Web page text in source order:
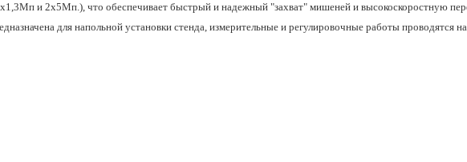
и 2x5Мп.), что обеспечивает быстрый и надежный "захват" мишеней и высокоскоростную
для напольной установки стенда, измерительные и регулировочные работы проводятся